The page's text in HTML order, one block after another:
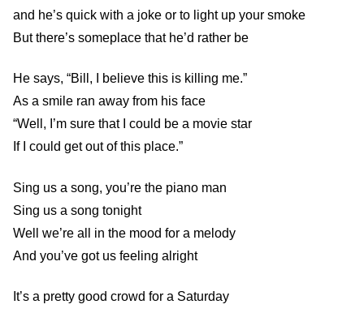
and he’s quick with a joke or to light up your smoke
But there’s someplace that he’d rather be
He says, “Bill, I believe this is killing me.”
As a smile ran away from his face
“Well, I’m sure that I could be a movie star
If I could get out of this place.”
Sing us a song, you’re the piano man
Sing us a song tonight
Well we’re all in the mood for a melody
And you’ve got us feeling alright
It’s a pretty good crowd for a Saturday